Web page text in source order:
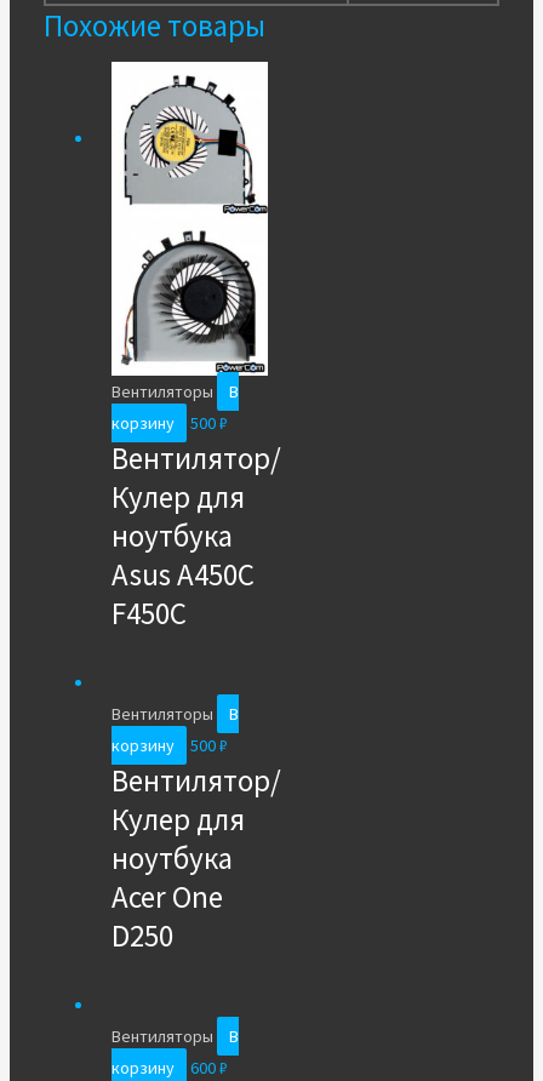
Похожие товары
Вентиляторы
В
корзину
500₽
Вентилятор/
Кулер для
ноутбука
Asus A450C
F450C
Вентиляторы
В
корзину
500₽
Вентилятор/
Кулер для
ноутбука
Acer One
D250
Вентиляторы
В
корзину
600₽